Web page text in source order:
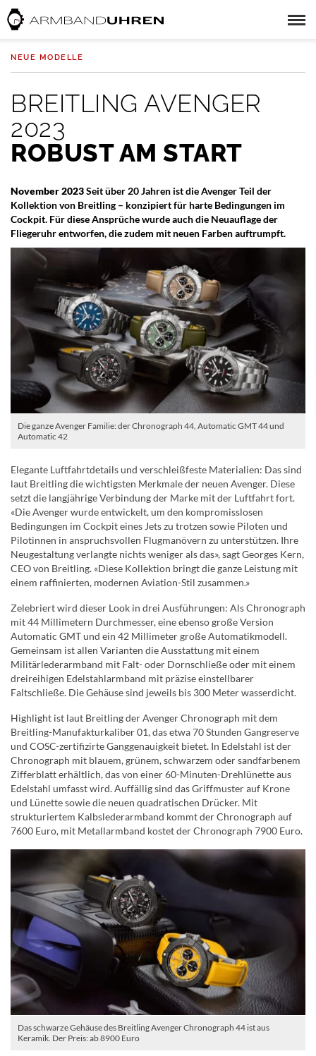
NEUE MODELLE
BREITLING AVENGER
2023
ROBUST AM START
November 2023Seit über 20 Jahren ist die Avenger Teil der
Kollektion von Breitling – konzipiert für harte Bedingungen im
Cockpit. Für diese Ansprüche wurde auch die Neuauflage der
Fliegeruhr entworfen, die zudem mit neuen Farben auftrumpft.
Die ganze Avenger Familie: der Chronograph 44, Automatic GMT 44 und
Automatic 42
Elegante Luftfahrtdetails und verschleißfeste Materialien: Das sind
laut Breitling die wichtigsten Merkmale der neuen Avenger. Diese
setzt die langjährige Verbindung der Marke mit der Luftfahrt fort.
«Die Avenger wurde entwickelt, um den kompromisslosen
Bedingungen im Cockpit eines Jets zu trotzen sowie Piloten und
Pilotinnen in anspruchsvollen Flugmanövern zu unterstützen. Ihre
Neugestaltung verlangte nichts weniger als das», sagt Georges Kern,
CEO von Breitling. «Diese Kollektion bringt die ganze Leistung mit
einem raffinierten, modernen Aviation-Stil zusammen.»
Zelebriert wird dieser Look in drei Ausführungen: Als Chronograph
mit 44 Millimetern Durchmesser, eine ebenso große Version
Automatic GMT und ein 42 Millimeter große Automatikmodell.
Gemeinsam ist allen Varianten die Ausstattung mit einem
Militärlederarmband mit Falt- oder Dornschließe oder mit einem
dreireihigen Edelstahlarmband mit präzise einstellbarer
Faltschließe. Die Gehäuse sind jeweils bis 300 Meter wasserdicht.
Highlight ist laut Breitling der Avenger Chronograph mit dem
Breitling-Manufakturkaliber 01, das etwa 70 Stunden Gangreserve
und COSC-zertifizirte Ganggenauigkeit bietet. In Edelstahl ist der
Chronograph mit blauem, grünem, schwarzem oder sandfarbenem
Zifferblatt erhältlich, das von einer 60-Minuten-Drehlünette aus
Edelstahl umfasst wird. Auffällig sind das Griffmuster auf Krone
und Lünette sowie die neuen quadratischen Drücker. Mit
strukturiertem Kalbslederarmband kommt der Chronograph auf
7600 Euro, mit Metallarmband kostet der Chronograph 7900 Euro.
Das schwarze Gehäuse des Breitling Avenger Chronograph 44 ist aus
Keramik. Der Preis: ab 8900 Euro